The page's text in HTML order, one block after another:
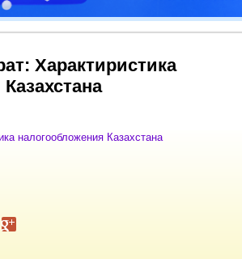
Характиристика
налогообложения Казахстана